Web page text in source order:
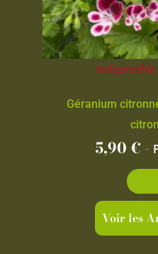
Géranium
5,90€ -
Voir les